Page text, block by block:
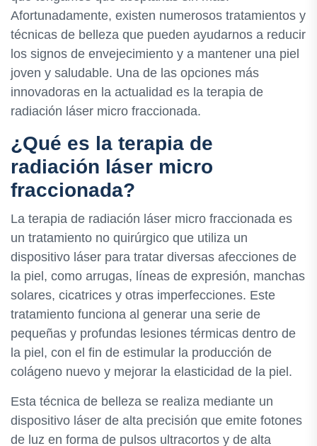
Afortunadamente, existen numerosos tratamientos y
técnicas de belleza que pueden ayudarnos a reducir
los signos de envejecimiento y a mantener una piel
joven y saludable. Una de las opciones más
innovadoras en la actualidad es la terapia de
radiación láser micro fraccionada.
¿Qué es la terapia de
radiación láser micro
fraccionada?
La terapia de radiación láser micro fraccionada es
un tratamiento no quirúrgico que utiliza un
dispositivo láser para tratar diversas afecciones de
la piel, como arrugas, líneas de expresión, manchas
solares, cicatrices y otras imperfecciones. Este
tratamiento funciona al generar una serie de
pequeñas y profundas lesiones térmicas dentro de
la piel, con el fin de estimular la producción de
colágeno nuevo y mejorar la elasticidad de la piel.
Esta técnica de belleza se realiza mediante un
dispositivo láser de alta precisión que emite fotones
de luz en forma de pulsos ultracortos y de alta